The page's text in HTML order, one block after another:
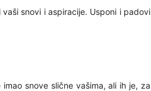
snovi i aspiracije. Usponi i padovi
snove slične vašima, ali ih je, za